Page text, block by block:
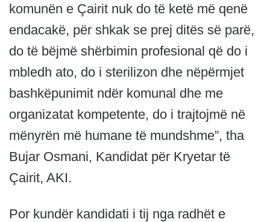
komunën e Çairit nuk do të ketë më qenë
endacakë, për shkak se prej ditës së parë,
do të bëjmë shërbimin profesional që do i
mbledh ato, do i sterilizon dhe nëpërmjet
bashkëpunimit ndër komunal dhe me
organizatat kompetente, do i trajtojmë në
mënyrën më humane të mundshme”, tha
Bujar Osmani, Kandidat për Kryetar të
Çairit, AKI.
Por kundër kandidati i tij nga radhët e